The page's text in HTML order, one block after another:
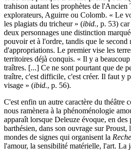
trahison autant les prophètes de l'Ancien
explorateurs, Aguirre ou Colomb. « Le
les plagiats du tricheur » (ibid., p. 53)
deux personnages une distinction
pouvoir et à l'ordre, tandis que le second
d'appropriations. Le premier vise les
territoires déjà conquis. « Il y a
traîtres. [...] Ce ne sont pourtant que de
traître, c'est difficile, c'est créer. Il faut y
visage » (ibid., p. 56).
C'est enfin un autre caractère du théâtre
nous ramènera à la phénoménologie
apparaît lorsque Deleuze évoque, en des
barthésien, dans son ouvrage sur Proust,
mondes de signes qui organisent la
l'amour, la sensibilité matérielle, l'art. La